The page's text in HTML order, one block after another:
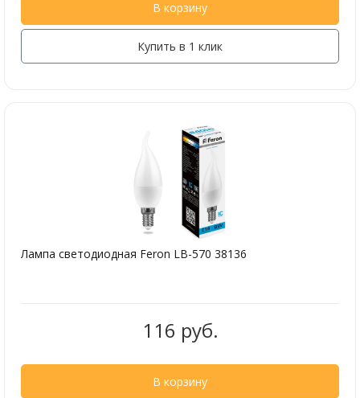
В корзину
Купить в 1 клик
Лампа светодиодная Feron LB-570 38136
116 руб.
В корзину